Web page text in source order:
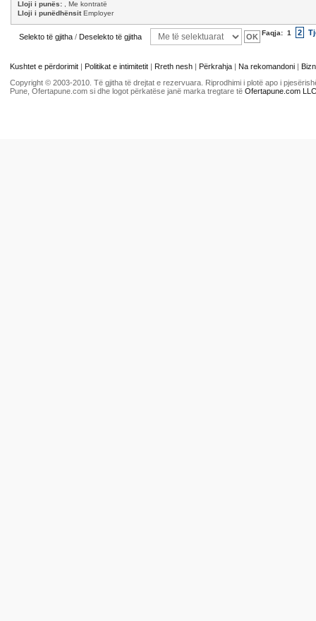
Lloji i punës: , Me kontratë
Lloji i punëdhënsitEmployer
Selekto të gjitha / Deselekto të gjitha Faqja: 1 2
Kushtet e përdorimit | Politikat e intimitetit | Rreth nesh | Përkrahja | Na rekomandoni |
Copyright © 2003-2010. Të gjitha të drejtat e rezervuara. Riprodhimi i plotë apo i
Pune, Ofertapune.com si dhe logot përkatëse janë marka tregtare të Ofertapune.com LLC